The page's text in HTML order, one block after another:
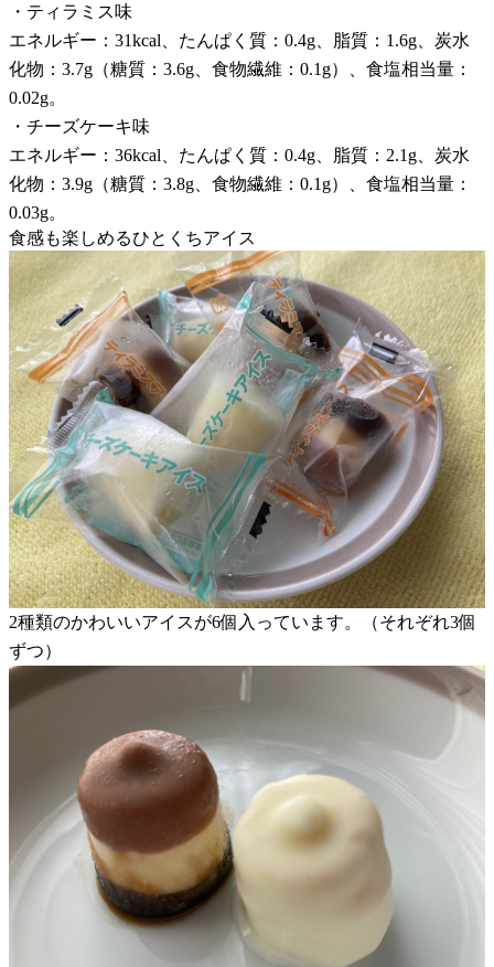
・ティラミス味
エネルギー：31kcal、たんぱく質：0.4g、脂質：1.6g、炭水
化物：3.7g（糖質：3.6g、食物繊維：0.1g）、食塩相当量：
0.02g。
・チーズケーキ味
エネルギー：36kcal、たんぱく質：0.4g、脂質：2.1g、炭水
化物：3.9g（糖質：3.8g、食物繊維：0.1g）、食塩相当量：
0.03g。
食感も楽しめるひとくちアイス
2種類のかわいいアイスが6個入っています。（それぞれ3個
ずつ）